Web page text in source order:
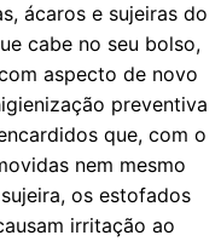
ácaros e sujeiras do
cabe no seu bolso,
aspecto de novo
preventiva
que, com o
nem mesmo
os estofados
irritação ao